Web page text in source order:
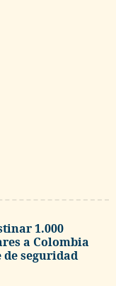
1.000
a Colombia
seguridad